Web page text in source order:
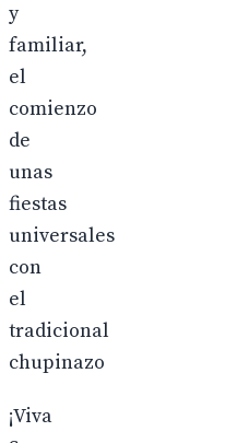
y
familiar,
el
comienzo
de
unas
fiestas
universales
con
el
tradicional
chupinazo
¡Viva